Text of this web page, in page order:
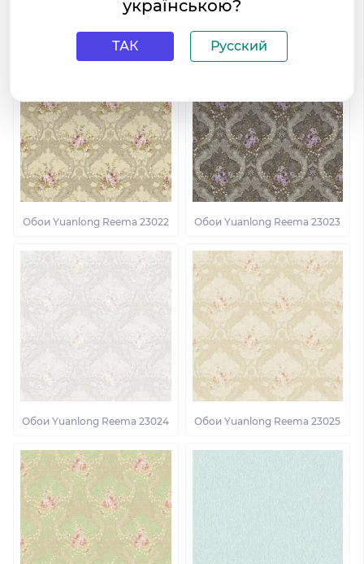
Обои Yuanlong Reema 23022 Обои Yuanlong Reema 23023
Обои Yuanlong Reema 23024 Обои Yuanlong Reema 23025
українською?
ТАК Русский